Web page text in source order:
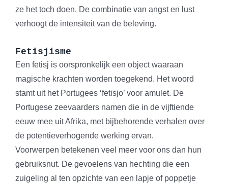
ze het toch doen. De combinatie van angst en lust
verhoogt de intensiteit van de beleving.
Fetisjisme
Een fetisj is oorspronkelijk een object waaraan
magische krachten worden toegekend. Het woord
stamt uit het Portugees ‘fetisjo’ voor amulet. De
Portugese zeevaarders namen die in de vijftiende
eeuw mee uit Afrika, met bijbehorende verhalen over
de potentieverhogende werking ervan.
Voorwerpen betekenen veel meer voor ons dan hun
gebruiksnut. De gevoelens van hechting die een
zuigeling al ten opzichte van een lapje of poppetje